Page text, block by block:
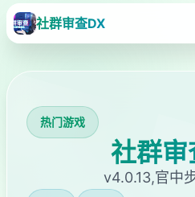
社群审查DX
热门游戏
社群审
v4.0.13,官中